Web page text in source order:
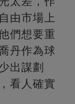
由市場上
們想要重
丹作為球
出謀劃
看人確實